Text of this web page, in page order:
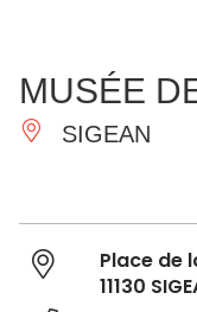
IMPRESCINDIBLES
MUSÉE
SIGEAN
Place de
11130